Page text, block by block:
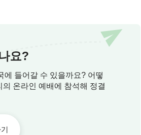
것과 패괴된 본질, 하나님을 적대
리고 하나님에게 순종하지 못하
역과 하나님의 성품, 하나님 자신 1＞
요?
에 들어갈 수 있을까요? 어떻
온라인 예배에 참석해 정결